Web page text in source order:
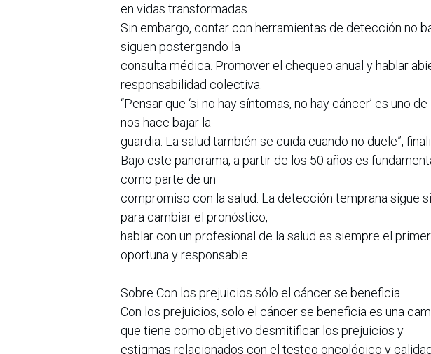
en vidas transformadas.
Sin embargo, contar con herramientas de detección no
siguen postergando la
consulta médica. Promover el chequeo anual y hablar
responsabilidad colectiva.
“Pensar que ‘si no hay síntomas, no hay cáncer’ es uno
nos hace bajar la
guardia. La salud también se cuida cuando no duele”,
Bajo este panorama, a partir de los 50 años es
como parte de un
compromiso con la salud. La detección temprana sigue
para cambiar el pronóstico,
hablar con un profesional de la salud es siempre el
oportuna y responsable.
Sobre Con los prejuicios sólo el cáncer se beneficia
Con los prejuicios, solo el cáncer se beneficia es una
que tiene como objetivo desmitificar los prejuicios y
estigmas relacionados con el testeo oncológico y